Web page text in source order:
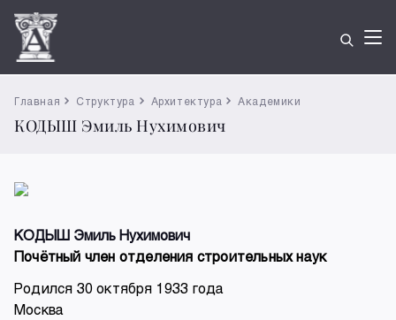
Главная Структура Архитектура Академики
КОДЫШ Эмиль Нухимович
КОДЫШ Эмиль Нухимович
Почётный член отделения строительных наук
Родился 30 октября 1933 года
Москва